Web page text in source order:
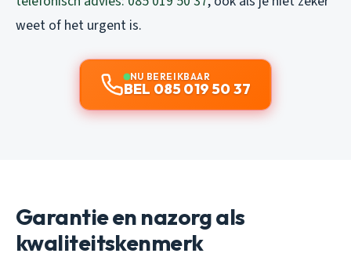
weet of het urgent is.
NU BEREIKBAAR
BEL 085 019 50 37
Garantie en nazorg als
kwaliteitskenmerk